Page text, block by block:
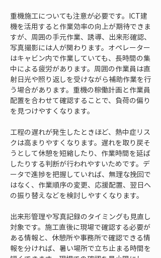
重機施工についても注意が必要です。ICT建
機を活用すると作業効率の向上が期待できま
すが、周囲の手元作業、誘導、出来形確認、
写真撮影には人が関わります。オペレーター
はキャビン内で作業していても、長時間の集
中による疲労があります。周囲の作業員は直
射日光や照り返しを受けながら補助作業を行
う場合があります。重機の稼働計画と作業員
配置を合わせて確認することで、負荷の偏り
を見つけやすくなります。
工程の遅れが発生したときほど、熱中症リス
クは高まりやすくなります。遅れを取り戻そ
うとして休憩を短縮したり、作業時間を延ば
したりする判断が行われやすいためです。デ
ータで進捗を把握していれば、無理な挽回で
はなく、作業順序の変更、応援配置、翌日へ
の振り替えなどを検討しやすくなります。
出来形管理や写真記録のタイミングも見直し
対象です。施工直後に現場で確認する必要が
ある情報と、休憩所や事務所で確認できる情
報を分ければ、暑い場所で立ち止まる時間を